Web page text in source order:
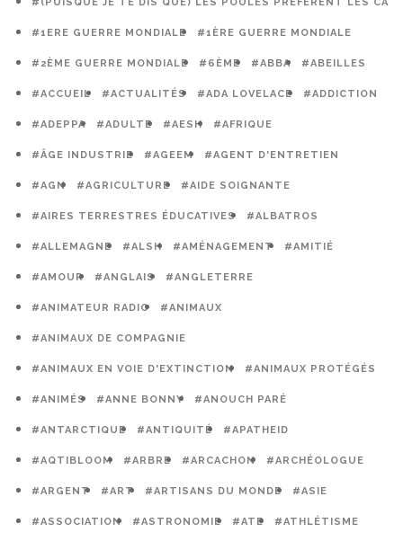
#1ERE GUERRE MONDIALE #1ÈRE GUERRE MONDIALE
#2ÈME GUERRE MONDIALE #6ÈME #ABBA #ABEILLES
#ACCUEIL #ACTUALITÉS #ADA LOVELACE #ADDICTION
#ADEPPA #ADULTE #AESH #AFRIQUE
#ÂGE INDUSTRIE #AGEEM #AGENT D'ENTRETIEN
#AGN #AGRICULTURE #AIDE SOIGNANTE
#AIRES TERRESTRES ÉDUCATIVES #ALBATROS
#ALLEMAGNE #ALSH #AMÉNAGEMENT #AMITIÉ
#AMOUR #ANGLAIS #ANGLETERRE
#ANIMATEUR RADIO #ANIMAUX
#ANIMAUX DE COMPAGNIE
#ANIMAUX EN VOIE D'EXTINCTION #ANIMAUX PROTÉGÉS
#ANIMÉS #ANNE BONNY #ANOUCH PARÉ
#ANTARCTIQUE #ANTIQUITÉ #APATHEID
#AQTIBLOOM #ARBRE #ARCACHON #ARCHÉOLOGUE
#ARGENT #ART #ARTISANS DU MONDE #ASIE
#ASSOCIATION #ASTRONOMIE #ATE #ATHLÉTISME